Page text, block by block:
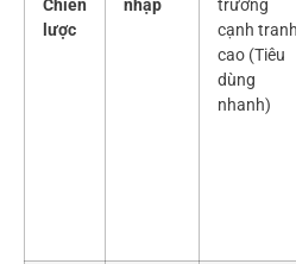
Chiến
lược
nhập
trường
cạnh tranh
cao (Tiêu
dùng
nhanh)